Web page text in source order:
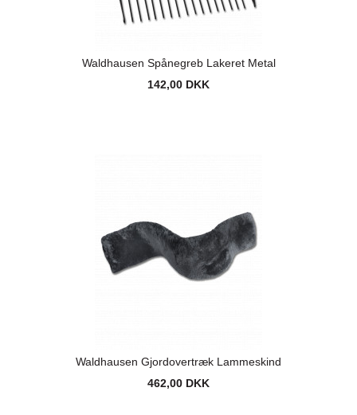
Waldhausen Spånegreb Lakeret Metal
142,00 DKK
Waldhausen Gjordovertræk Lammeskind
462,00 DKK